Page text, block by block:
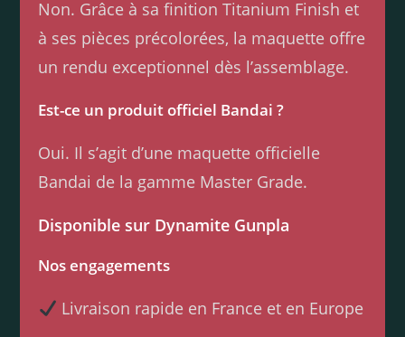
Non. Grâce à sa finition Titanium Finish et
à ses pièces précolorées, la maquette offre
un rendu exceptionnel dès l’assemblage.
Est-ce un produit officiel Bandai ?
Oui. Il s’agit d’une maquette officielle
Bandai de la gamme Master Grade.
Disponible sur Dynamite Gunpla
Nos engagements
Livraison rapide en France et en Europe